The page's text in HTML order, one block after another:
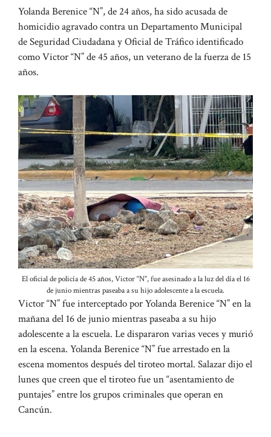
Yolanda Berenice “N”, de 24 años, ha sido acusada de
homicidio agravado contra un Departamento Municipal
de Seguridad Ciudadana y Oficial de Tráfico identificado
como Victor “N” de 45 años, un veterano de la fuerza de 15
años.
El oficial de policía de 45 años, Victor “N”, fue asesinado a la luz del día el 16
de junio mientras paseaba a su hijo adolescente a la escuela.
Victor “N” fue interceptado por Yolanda Berenice “N” en la
mañana del 16 de junio mientras paseaba a su hijo
adolescente a la escuela. Le dispararon varias veces y murió
en la escena. Yolanda Berenice “N” fue arrestado en la
escena momentos después del tiroteo mortal. Salazar dijo el
lunes que creen que el tiroteo fue un “asentamiento de
puntajes” entre los grupos criminales que operan en
Cancún.